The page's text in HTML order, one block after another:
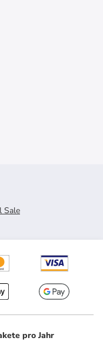
Sale
pro Jahr